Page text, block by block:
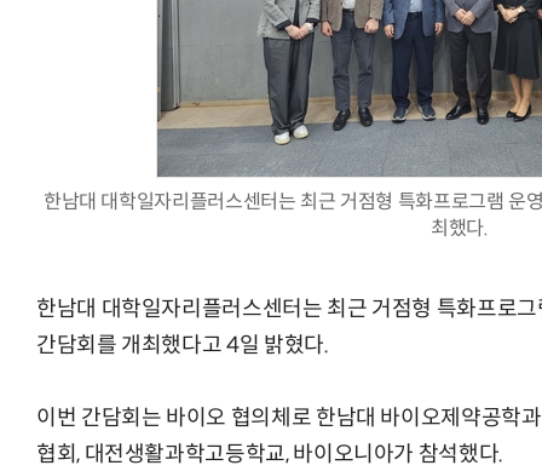
한남대 대학일자리플러스센터는 최근 거점형 특화프로그램 운
최했다.
한남대 대학일자리플러스센터는 최근 거점형 특화프로
간담회를 개최했다고 4일 밝혔다.
이번 간담회는 바이오 협의체로 한남대 바이오제약공학
협회, 대전생활과학고등학교, 바이오니아가 참석했다.